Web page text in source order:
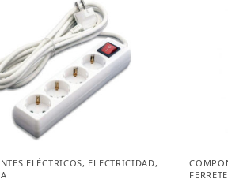
ELÉCTRICOS, ELECTRICIDAD,